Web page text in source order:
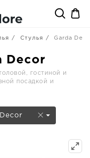
Стулья Garda
Decor
гостиной и
посадкой и